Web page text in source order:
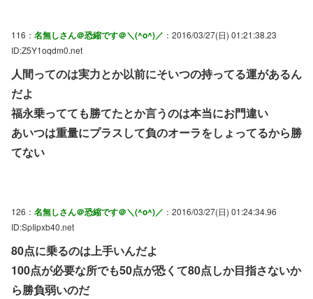
116： 名無しさん＠恐縮です＠＼(^o^)／ ：2016/03/27(日) 01:21:38.23
ID:Z5Y1oqdm0.net
人間ってのは実力とか以前にそいつの持ってる運があるん
だよ
福永乗ってても勝てたとか言うのは本当にお門違い
あいつは重量にプラスして負のオーラをしょってるから勝
てない
126： 名無しさん＠恐縮です＠＼(^o^)／ ：2016/03/27(日) 01:24:34.96
ID:SpIipxb40.net
80点に乗るのは上手いんだよ
100点が必要な所でも50点が恐くて80点しか目指さないか
ら勝負弱いのだ